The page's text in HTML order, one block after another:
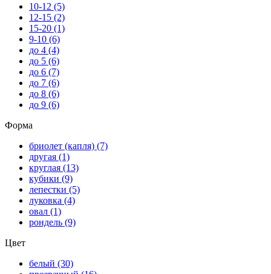
10-12 (5)
12-15 (2)
15-20 (1)
9-10 (6)
до 4 (4)
до 5 (6)
до 6 (7)
до 7 (6)
до 8 (6)
до 9 (6)
Форма
бриолет (капля) (7)
другая (1)
круглая (13)
кубики (9)
лепестки (5)
луковка (4)
овал (1)
рондель (9)
Цвет
белый (30)